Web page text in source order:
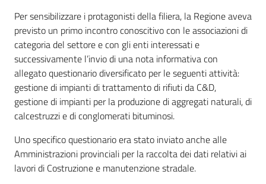
Servizi
Leggi Atti Bandi
Piani Programmi
Progetti
Per sensibilizzare i protagonisti della filiera, la Regione aveva
previsto un primo incontro conoscitivo con le associazioni di
categoria del settore e con gli enti interessati e
successivamente l’invio di una nota informativa con
allegato questionario diversificato per le seguenti attività:
gestione di impianti di trattamento di rifiuti da C&D,
gestione di impianti per la produzione di aggregati naturali, di
calcestruzzi e di conglomerati bituminosi.
Uno specifico questionario era stato inviato anche alle
Amministrazioni provinciali per la raccolta dei dati relativi ai
lavori di Costruzione e manutenzione stradale.